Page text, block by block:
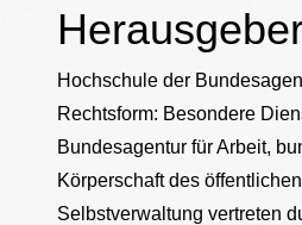
Hochschule der
Rechtsform: Besondere
Bundesagentur für Arbeit,
Körperschaft des
Selbstverwaltung vertreten